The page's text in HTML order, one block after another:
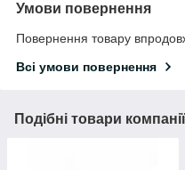
Умови повернення
Повернення товару
Всі умови повернення
Подібні товари компанії